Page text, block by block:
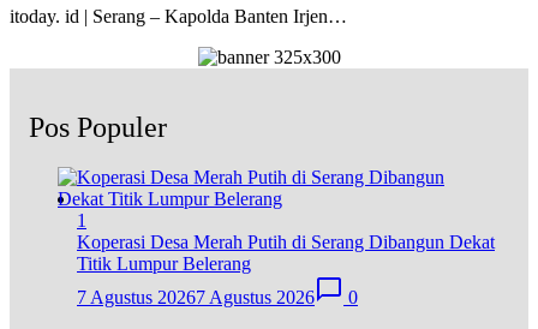
itoday. id | Serang – Kapolda Banten Irjen…
Pos Populer
1
Koperasi Desa Merah Putih di Serang Dibangun Dekat
Titik Lumpur Belerang
7 Agustus 20267 Agustus 2026 0